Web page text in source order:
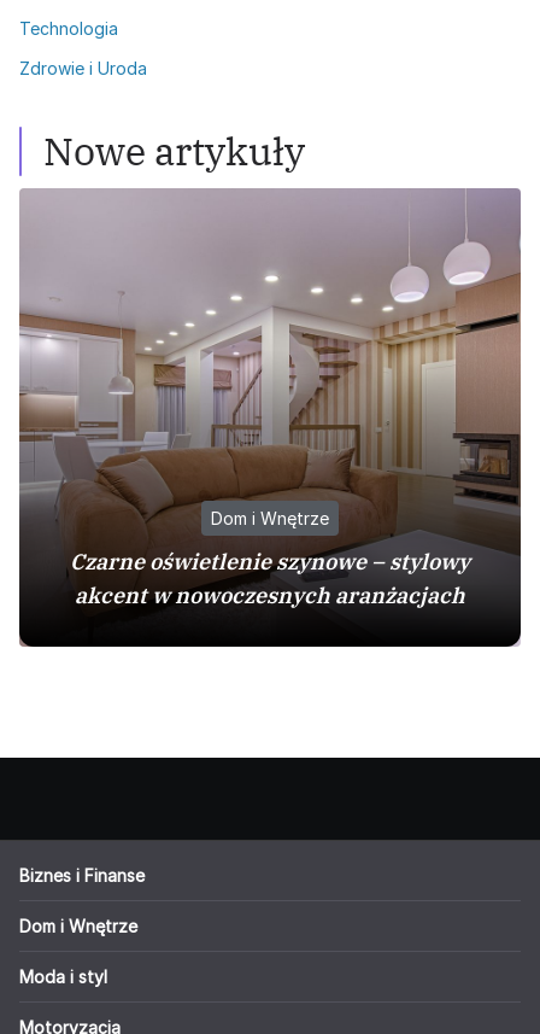
Technologia
Zdrowie i Uroda
Nowe artykuły
Dom i Wnętrze
Czarne oświetlenie szynowe – stylowy
akcent w nowoczesnych aranżacjach
Biznes i Finanse
Dom i Wnętrze
Moda i styl
Motoryzacja